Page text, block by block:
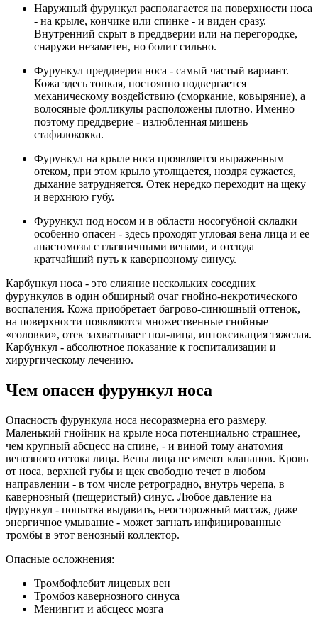
Наружный фурункул располагается на поверхности носа
- на крыле, кончике или спинке - и виден сразу.
Внутренний скрыт в преддверии или на перегородке,
снаружи незаметен, но болит сильно.
Фурункул преддверия носа - самый частый вариант.
Кожа здесь тонкая, постоянно подвергается
механическому воздействию (сморкание, ковыряние), а
волосяные фолликулы расположены плотно. Именно
поэтому преддверие - излюбленная мишень
стафилококка.
Фурункул на крыле носа проявляется выраженным
отеком, при этом крыло утолщается, ноздря сужается,
дыхание затрудняется. Отек нередко переходит на щеку
и верхнюю губу.
Фурункул под носом и в области носогубной складки
особенно опасен - здесь проходят угловая вена лица и ее
анастомозы с глазничными венами, и отсюда
кратчайший путь к кавернозному синусу.
Карбункул носа - это слияние нескольких соседних
фурункулов в один обширный очаг гнойно-некротического
воспаления. Кожа приобретает багрово-синюшный оттенок,
на поверхности появляются множественные гнойные
«головки», отек захватывает пол-лица, интоксикация тяжелая.
Карбункул - абсолютное показание к госпитализации и
хирургическому лечению.
Чем опасен фурункул носа
Опасность фурункула носа несоразмерна его размеру.
Маленький гнойник на крыле носа потенциально страшнее,
чем крупный абсцесс на спине, - и виной тому анатомия
венозного оттока лица. Вены лица не имеют клапанов. Кровь
от носа, верхней губы и щек свободно течет в любом
направлении - в том числе ретроградно, внутрь черепа, в
кавернозный (пещеристый) синус. Любое давление на
фурункул - попытка выдавить, неосторожный массаж, даже
энергичное умывание - может загнать инфицированные
тромбы в этот венозный коллектор.
Опасные осложнения:
Тромбофлебит лицевых вен
Тромбоз кавернозного синуса
Менингит и абсцесс мозга